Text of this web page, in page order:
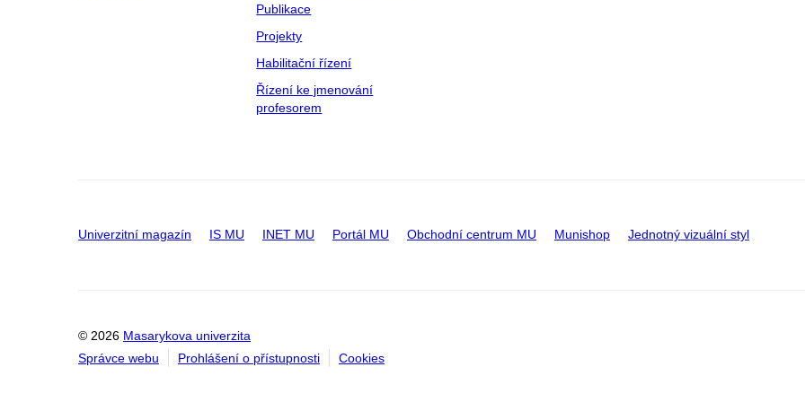
Publikace
Projekty
Habilitační řízení
Řízení ke jmenování
profesorem
Univerzitní magazín IS MU INET MU Portál MU Obchodní centrum MU Munishop Jednotný vizuální styl
© 2026 Masarykova univerzita
Správce webu
Prohlášení o přístupnosti Cookies